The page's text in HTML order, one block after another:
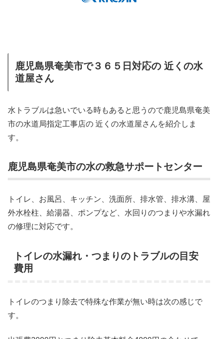
鹿児島県奄美市で３６５日対応の 近くの水
道屋さん
水トラブルは急いでいる時もあると思うので鹿児島県奄美
市の水道局指定工事店の 近くの水道屋さんを紹介しま
す。
鹿児島県奄美市の水の救急サポートセンター
トイレ、お風呂、キッチン、洗面所、排水管、排水溝、屋
外水栓柱、給湯器、ポンプなど、水回りのつまりや水漏れ
の修理に対応です。
トイレの水漏れ・つまりのトラブルの目安
費用
トイレのつまり除去で特殊な作業が無い時は次の感じで
す。